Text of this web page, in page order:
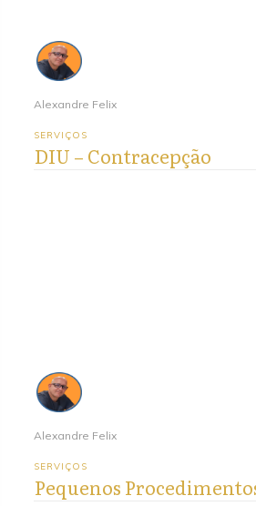
Alexandre Felix
SERVIÇOS
DIU – Contracepção
Alexandre Felix
SERVIÇOS
Pequenos